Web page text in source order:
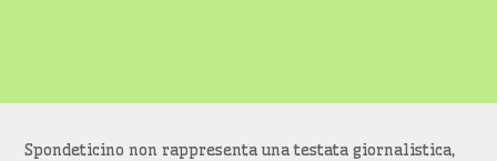
Spondeticino non rappresenta una testata giornalistica,